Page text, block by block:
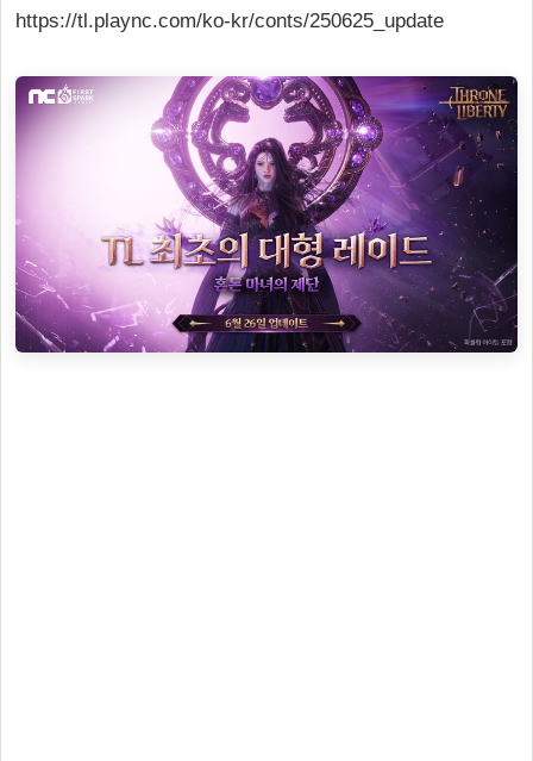
https://tl.plaync.com/ko-kr/conts/250625_update